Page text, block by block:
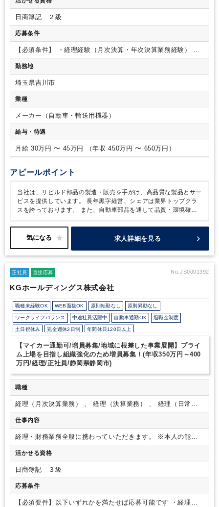
務、総合振込
次決算業務
・原価計算
処理など
【ポイント】
会社を子会社化、2024年7月には株式会社KSSを子会社化しま
した。そのため、本社機能のアーネスト管理部門強化の増員募
集となります。 ・伝票起票や決算業務補助からスタートし、
徐々に原価計算、管理会計などへ仕事の幅を広げていただきま
す。・駐車場は無料完備しておりますので、マイカー通勤が
日商簿記 ２級
応募条件
【必須条件】 ・経理経験（月次決算・年次決算業務経験）
・
普通自動車運転免許 【歓迎条件】・日商簿記2級・製造業経
験者
勤務地
埼玉県吉川市
業種
メーカー（自動車・輸送用機器）
給与・待遇
月給 30万円 〜 45万円 （年収 450万円 〜 650万円）
アピールポイント
当社は、リビルド部品の製造・販売を手がけ、高品質な製品とサー
ビスを提供しています。
長年黒字経営、シェアは業界トップクラ
スを誇っております。
また、自動車部品を通して品質・環境確保
す。マイカー通勤も可能です。沢山のご応募お待ちしておりま
す。
求人詳細を見る
正社員 直接応募 No.JS0001392
KGホールディングス株式会社
職種未経験OK WEB面接OK 原則転勤なし 原則異動なし
ワークライフバランス 中途社員活躍中 自動車通勤OK 退職金制度
土日祝休み 完全週休2日制 年間休日120日以上
【マイカー通勤可/増員募集/地域に根差した事業展開】プライ
ム上場を目指し組織強化のため増員募集！(年収350万円～400
万円/経理/正社員/静岡県静岡市)
職種
経理（月次決算業務） 、 経理（決算業務） 、 経理（日常業
務）
仕事内容
経理・財務業務全般に携わっていただきます。 ※本人の能
力・スキル・成長度合いに合わせて業務をお任せします。・
仕訳、伝票処理、支払処理
次決算業務
・税務関連業務（税務申告準備・行政報告業務）
・固定資産管理 など
ライム市場への上場を大きな目標としており、現在その準備を
進めております。経理として上場準備に関わる業務にも携わ
れるため、貴重な経験を積むことができる環境です。
活かせる資格
日商簿記 ３級
応募条件
【必須要件】以下いずれかを満たせば応募可能です
・経理職